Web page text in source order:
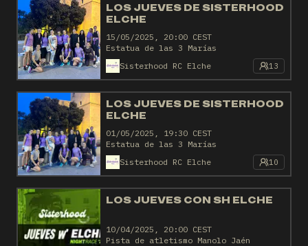
LOS JUEVES DE SISTERHOOD
ELCHE
15/05/2025, 20:00 CEST
Estatua de las 3 Marías
Sisterhood RC Elche
13
LOS JUEVES DE SISTERHOOD
ELCHE
01/05/2025, 19:30 CEST
Estatua de las 3 Marías
Sisterhood RC Elche
10
LOS JUEVES CON SH ELCHE
10/04/2025, 20:00 CEST
Pista de atletismo Manolo Jaén